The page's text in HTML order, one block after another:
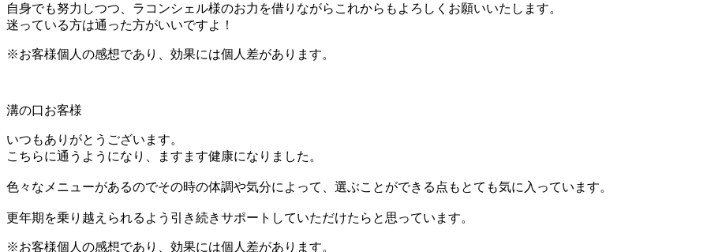
自身でも努力しつつ、ラコンシェル様のお力を借りながらこれからもよろしくお願いいたします。
迷っている方は通った方がいいですよ！
※お客様個人の感想であり、効果には個人差があります。
溝の口お客様
いつもありがとうございます。
こちらに通うようになり、ますます健康になりました。
色々なメニューがあるのでその時の体調や気分によって、選ぶことができる点もとても気に入っています。
更年期を乗り越えられるよう引き続きサポートしていただけたらと思っています。
※お客様個人の感想であり、効果には個人差があります。